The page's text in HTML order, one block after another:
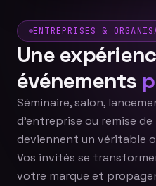
ENTREPRISES &
Une
événements
Séminaire, salon,
d'entreprise ou remise
deviennent un véritable
Vos invités se
votre marque et